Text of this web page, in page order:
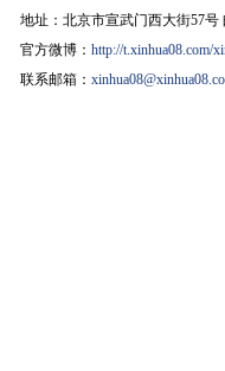
地址：北京市宣武门西大街57号
官方微博： http://t.xinhua08.com/
联系邮箱：